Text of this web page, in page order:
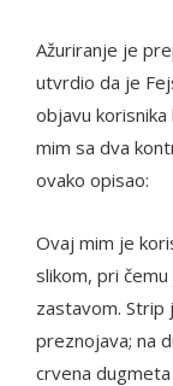
Ažuriranje je
utvrdio da je
objavu
mim sa dva
ovako opisao:
Ovaj mim je
slikom, pri
zastavom. Strip
preznojava; na
crvena